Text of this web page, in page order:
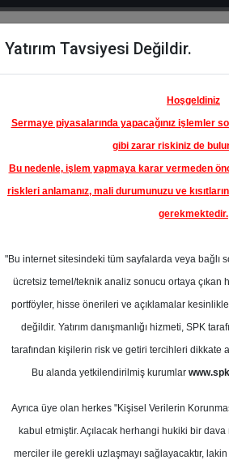
Hisse
Öne
Çıkanlar
Raporlar Alnus Yatırım Rapor
Fiyat
30 Nisan 2026
Yatırım Tavsiyesi Değildir.
Hoşgeldiniz
Sermaye piyasalarında yapacağınız işlemler
gibi zarar riskiniz de
Bu nedenle, işlem yapmaya karar vermeden
riskleri anlamanız, mali durumunuzu ve
gerekmektedir.
"Bu internet sitesindeki tüm sayfalarda veya bağlı
ücretsiz temel/teknik analiz sonucu ortaya çıkan
portföyler, hisse önerileri ve açıklamalar kesinlikle
değildir. Yatırım danışmanlığı hizmeti, SPK
tarafından kişilerin risk ve getiri tercihleri dikkate
Bu alanda yetkilendirilmiş kurumlar
Ayrıca üye olan herkes "Kişisel Verilerin
kabul etmiştir. Açılacak herhangi hukiki bir
merciler ile gerekli uzlaşmayı sağlayacaktır,